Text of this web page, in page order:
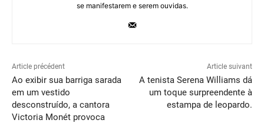
se manifestarem e serem ouvidas.
Article précédent
Ao exibir sua barriga sarada
em um vestido
desconstruído, a cantora
Victoria Monét provoca
Article suivant
A tenista Serena Williams dá
um toque surpreendente à
estampa de leopardo.